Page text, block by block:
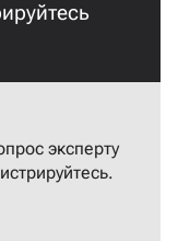
эксперту